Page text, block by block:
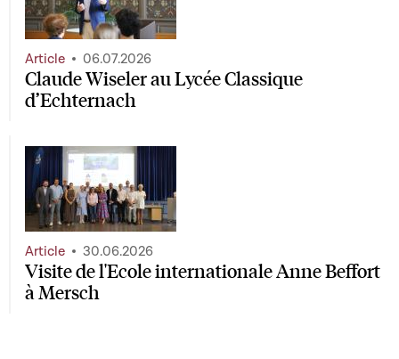
Claude Wiseler au Lycée Classique
d’Echternach
Article 06.07.2026
Visite de l'Ecole internationale Anne Beffort
à Mersch
Article 30.06.2026